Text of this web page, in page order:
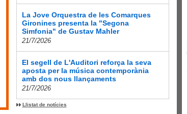
La Jove Orquestra de les Comarques
Gironines presenta la "Segona
Simfonia" de Gustav Mahler
21/7/2026
El segell de L'Auditori reforça la seva
aposta per la música contemporània
amb dos nous llançaments
21/7/2026
Llistat de notícies